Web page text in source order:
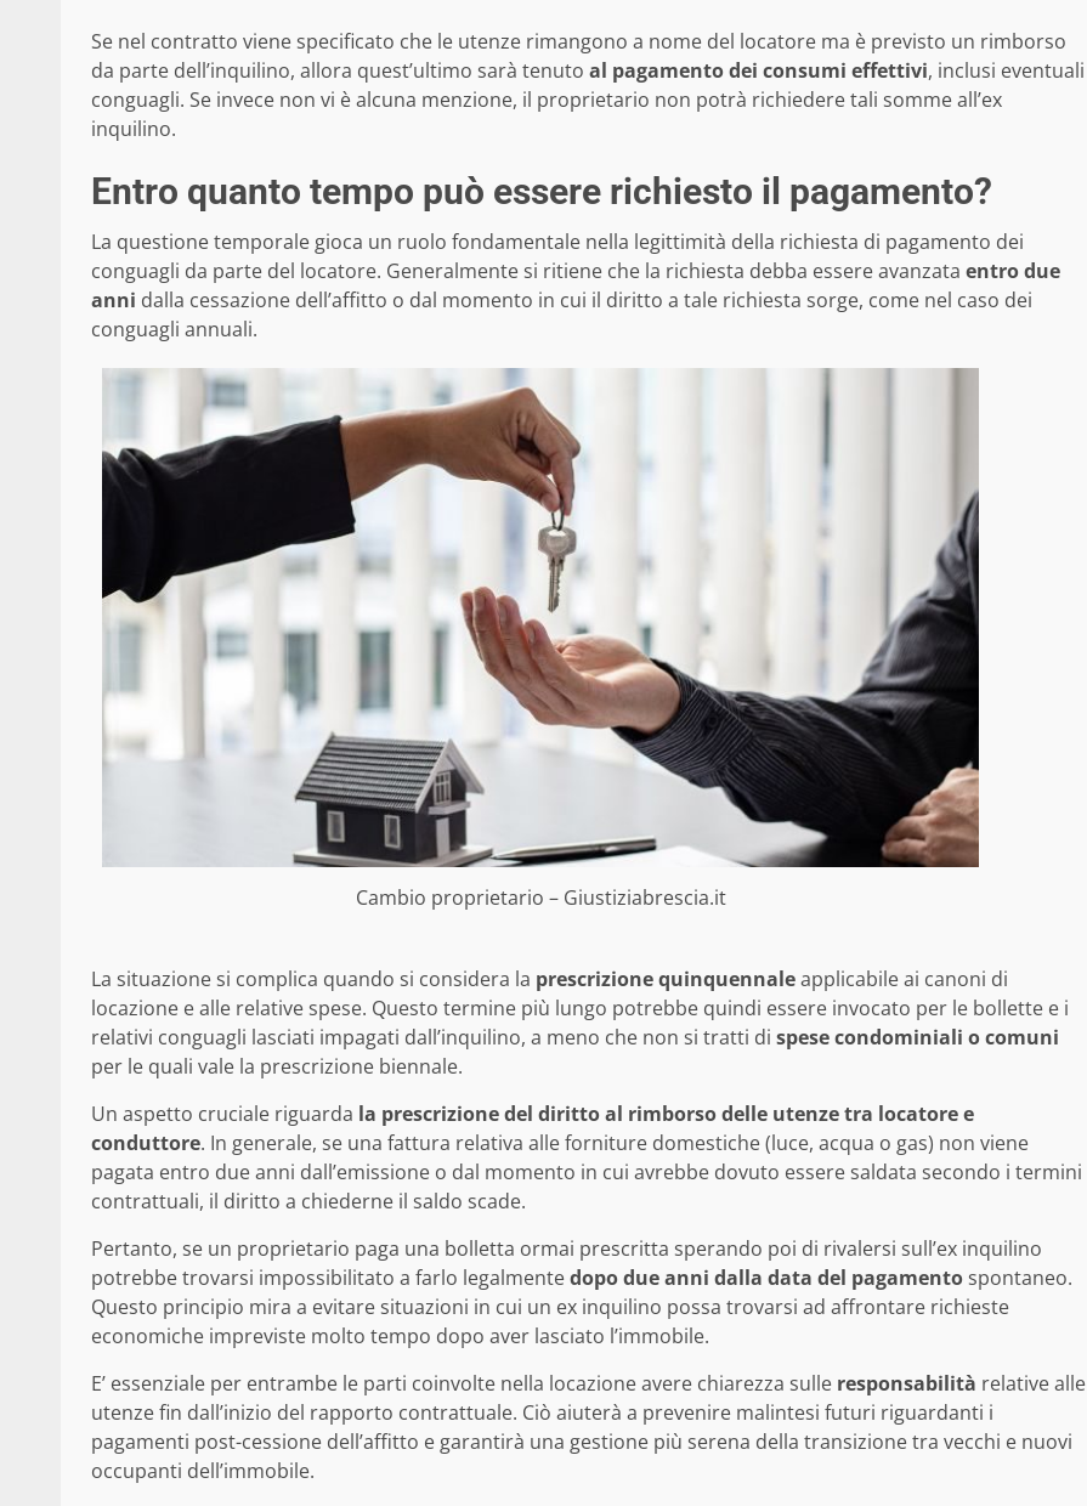
Se nel contratto viene specificato che le utenze rimangono a nome del locatore ma è previsto un rimborso
da parte dell’inquilino, allora quest’ultimo sarà tenuto al pagamento dei consumi effettivi, inclusi eventuali
conguagli. Se invece non vi è alcuna menzione, il proprietario non potrà richiedere tali somme all’ex
inquilino.
Entro quanto tempo può essere richiesto il pagamento?
La questione temporale gioca un ruolo fondamentale nella legittimità della richiesta di pagamento dei
conguagli da parte del locatore. Generalmente si ritiene che la richiesta debba essere avanzata entro due
anni dalla cessazione dell’affitto o dal momento in cui il diritto a tale richiesta sorge, come nel caso dei
conguagli annuali.
Cambio proprietario – Giustiziabrescia.it
La situazione si complica quando si considera la prescrizione quinquennaleapplicabile ai canoni di
locazione e alle relative spese. Questo termine più lungo potrebbe quindi essere invocato per le bollette e i
relativi conguagli lasciati impagati dall’inquilino, a meno che non si tratti di spese condominiali o comuni
per le quali vale la prescrizione biennale.
Un aspetto cruciale riguarda la prescrizione del diritto al rimborso delle utenze tra locatore e
conduttore. In generale, se una fattura relativa alle forniture domestiche (luce, acqua o gas) non viene
pagata entro due anni dall’emissione o dal momento in cui avrebbe dovuto essere saldata secondo i termini
contrattuali, il diritto a chiederne il saldo scade.
Pertanto, se un proprietario paga una bolletta ormai prescritta sperando poi di rivalersi sull’ex inquilino
potrebbe trovarsi impossibilitato a farlo legalmentedopo due anni dalla data del pagamentospontaneo.
Questo principio mira a evitare situazioni in cui un ex inquilino possa trovarsi ad affrontare richieste
economiche impreviste molto tempo dopo aver lasciato l’immobile.
E’ essenziale per entrambe le parti coinvolte nella locazione avere chiarezza sulle responsabilità relative alle
utenze fin dall’inizio del rapporto contrattuale. Ciò aiuterà a prevenire malintesi futuri riguardanti i
pagamenti post-cessione dell’affitto e garantirà una gestione più serena della transizione tra vecchi e nuovi
occupanti dell’immobile.